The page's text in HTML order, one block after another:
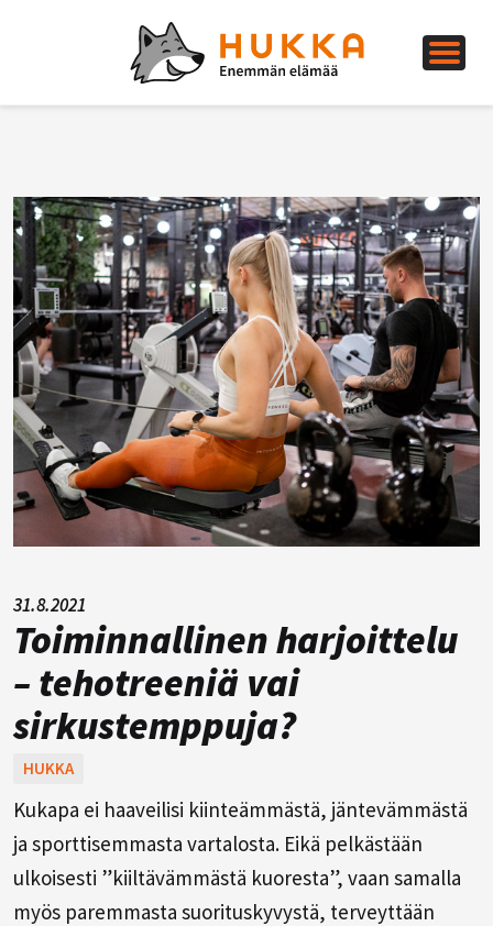
31.8.2021
Toiminnallinen harjoittelu
– tehotreeniä vai
sirkustemppuja?
HUKKA
Kukapa ei haaveilisi kiinteämmästä, jäntevämmästä
ja sporttisemmasta vartalosta. Eikä pelkästään
ulkoisesti ”kiiltävämmästä kuoresta”, vaan samalla
myös paremmasta suorituskyvystä, terveyttään